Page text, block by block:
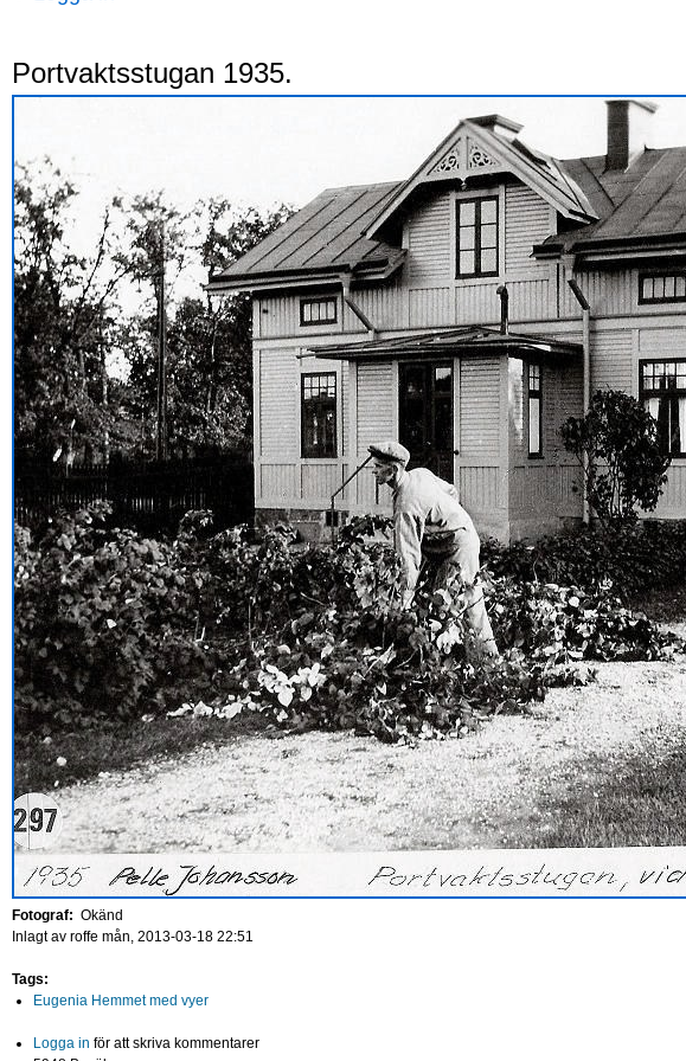
Portvaktsstugan 1935.
Fotograf: Okänd
Inlagt av roffe mån, 2013-03-18 22:51
Tags:
Eugenia Hemmet med vyer
Logga in för att skriva kommentarer